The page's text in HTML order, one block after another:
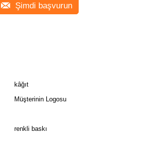
Şimdi başvurun
kâğıt
Müşterinin Logosu
renkli baskı